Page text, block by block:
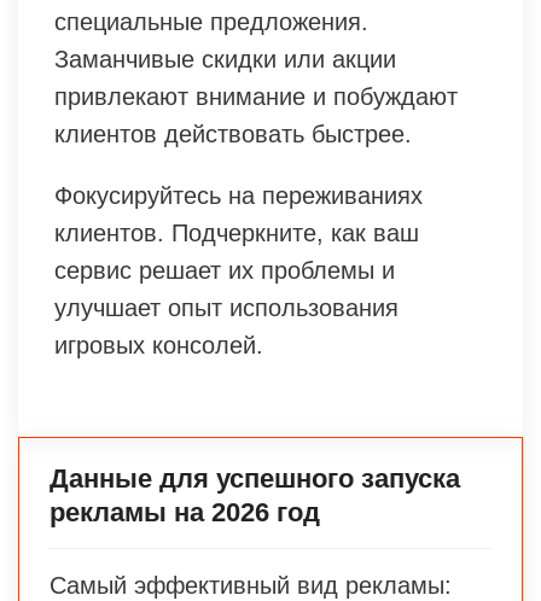
специальные предложения.
Заманчивые скидки или акции
привлекают внимание и побуждают
клиентов действовать быстрее.
Фокусируйтесь на переживаниях
клиентов. Подчеркните, как ваш
сервис решает их проблемы и
улучшает опыт использования
игровых консолей.
Данные для успешного запуска
рекламы на 2026 год
Самый эффективный вид рекламы: